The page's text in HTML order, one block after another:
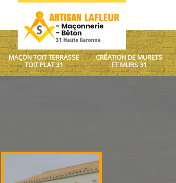
MAÇON TOIT TERRASSE
TOIT PLAT 31
CRÉATION DE MURETS
ET MURS 31